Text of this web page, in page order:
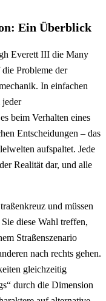
Ein Überblick
Everett III die Many
Probleme der
In einfachen
jeder
beim Verhalten eines
Entscheidungen – das
aufspaltet. Jede
Realität dar, und alle
und müssen
diese Wahl treffen,
Straßenszenario
nach rechts gehen.
gleichzeitig
durch die Dimension